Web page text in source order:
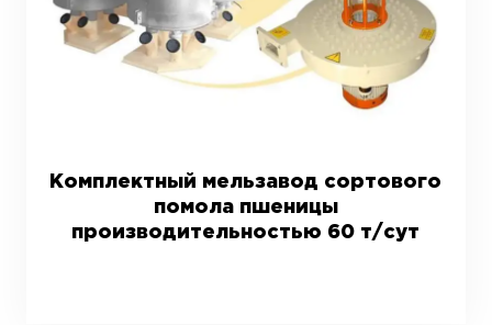
Комплектный мельзавод сортового
помола пшеницы
производительностью 60 т/сут